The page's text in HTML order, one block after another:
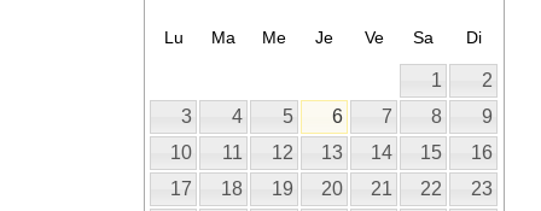
Lu Ma Me Je Ve Sa Di
1
2
3
4 5 6 7 8
9
10
11 12 13 14 15
16
17
18 19 20 21 22
23